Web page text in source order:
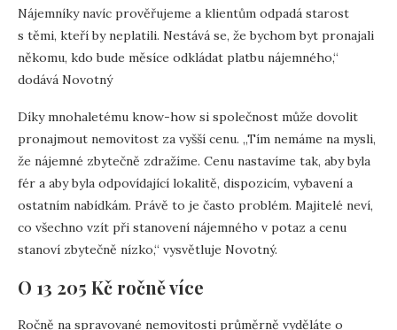
Nájemníky navíc prověřujeme a klientům odpadá starost
s těmi, kteří by neplatili. Nestává se, že bychom byt pronajali
někomu, kdo bude měsíce odkládat platbu nájemného,“
dodává Novotný
Díky mnohaletému know-how si společnost může dovolit
pronajmout nemovitost za vyšší cenu. „Tím nemáme na mysli,
že nájemné zbytečně zdražíme. Cenu nastavíme tak, aby byla
fér a aby byla odpovídající lokalitě, dispozicím, vybavení a
ostatním nabídkám. Právě to je často problém. Majitelé neví,
co všechno vzít při stanovení nájemného v potaz a cenu
stanoví zbytečně nízko,“ vysvětluje Novotný.
O 13 205 Kč ročně více
Ročně na spravované nemovitosti průměrně vyděláte o